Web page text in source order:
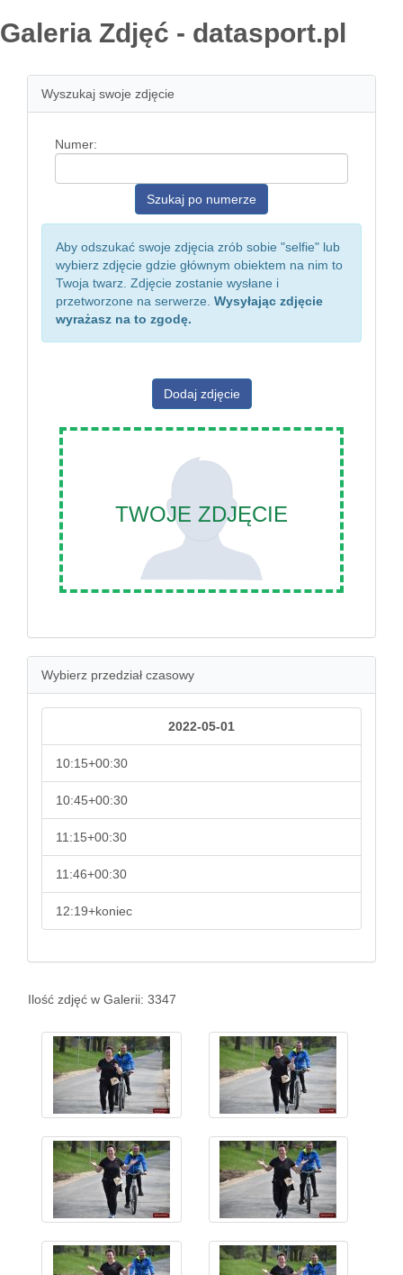
Galeria Zdjęć - datasport.pl
Wyszukaj swoje zdjęcie
Numer:
Aby odszukać swoje zdjęcia zrób sobie "selfie" lub
wybierz zdjęcie gdzie głównym obiektem na nim to
Twoja twarz. Zdjęcie zostanie wysłane i
przetworzone na serwerze. Wysyłając zdjęcie
wyrażasz na to zgodę.
Dodaj zdjęcie
TWOJE ZDJĘCIE
Wybierz przedział czasowy
2022-05-01
10:15+00:30
10:45+00:30
11:15+00:30
11:46+00:30
12:19+koniec
Ilość zdjęć w Galerii: 3347